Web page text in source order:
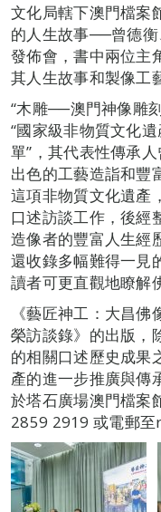
文化局轄下澳門檔案
的人生故事──曾德
發佈會，書中兩位主
其人生故事和製像工
“木雕──澳門神像雕
“國家級非物質文化
單”，其代表性傳承
出色的工藝造詣和豐
這項非物質文化遺產
口述訪談工作，後經
造像者的豐富人生經
還收錄多幅難得一見
讀者可更直觀地瞭解
《藝匠神工：大昌
榮訪談錄》的出版，
的相關口述歷史成果
產的進一步推廣與傳
於塔石廣場澳門檔案
2859 2919 或電郵